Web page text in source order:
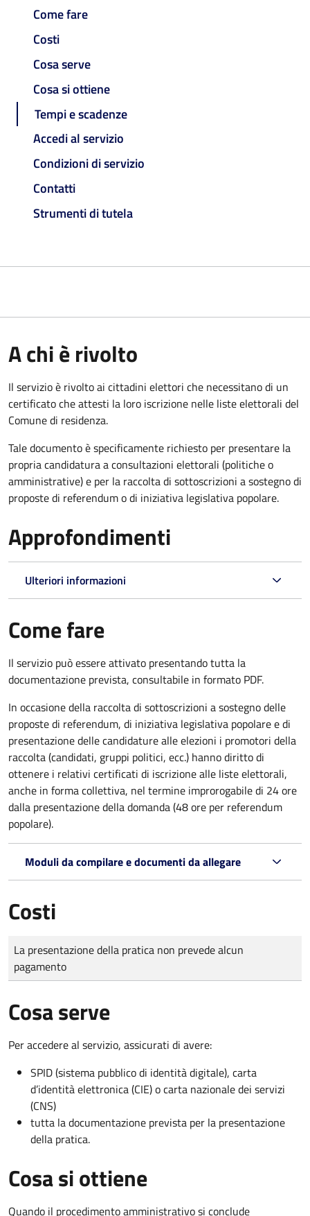
Come fare
Costi
Cosa serve
Cosa si ottiene
Tempi e scadenze
Accedi al servizio
Condizioni di servizio
Contatti
Strumenti di tutela
A chi è rivolto
Il servizio è rivolto ai cittadini elettori che necessitano di un
certificato che attesti la loro iscrizione nelle liste elettorali del
Comune di residenza.
Tale documento è specificamente richiesto per presentare la
propria candidatura a consultazioni elettorali (politiche o
amministrative) e per la raccolta di sottoscrizioni a sostegno di
proposte di referendum o di iniziativa legislativa popolare.
Approfondimenti
Ulteriori informazioni
Come fare
Il servizio può essere attivato presentando tutta la
documentazione prevista, consultabile in formato PDF.
In occasione della raccolta di sottoscrizioni a sostegno delle
proposte di referendum, di iniziativa legislativa popolare e di
presentazione delle candidature alle elezioni i promotori della
raccolta (candidati, gruppi politici, ecc.) hanno diritto di
ottenere i relativi certificati di iscrizione alle liste elettorali,
anche in forma collettiva, nel termine improrogabile di 24 ore
dalla presentazione della domanda (48 ore per referendum
popolare).
Moduli da compilare e documenti da allegare
Costi
Tipo di pagamento
Importo
La presentazione della pratica non prevede alcun
pagamento
Cosa serve
Per accedere al servizio, assicurati di avere:
SPID (sistema pubblico di identità digitale), carta
d’identità elettronica (CIE) o carta nazionale dei servizi
(CNS)
tutta la documentazione prevista per la presentazione
della pratica.
Cosa si ottiene
Quando il procedimento amministrativo si conclude